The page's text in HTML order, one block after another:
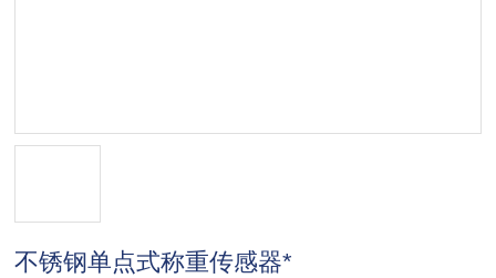
不锈钢单点式称重传感器*